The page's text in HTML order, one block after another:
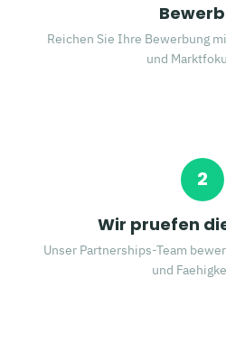
Reichen Sie Ihre Bewerbung
und
2
Wir pruefen
Unser Partnerships-Team
und